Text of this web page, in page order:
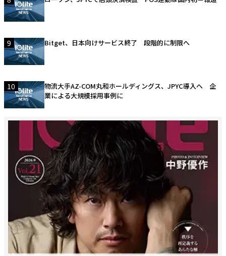
9 Bitget、日本向けサービス終了 段階的に制限へ
10
物流大手AZ-COM丸和ホールディングス、JPYC導入へ 企
業による大規模採用事例に